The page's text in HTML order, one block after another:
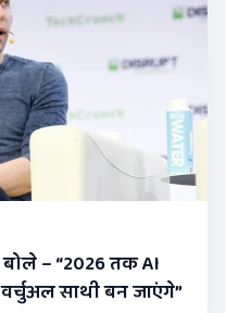
– “2026 तक AI
साथी बन जाएंगे”